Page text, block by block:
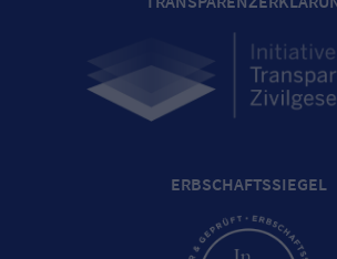
ERBSCHAFTSSIEGEL